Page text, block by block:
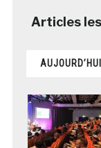
AUJOURD’HUI